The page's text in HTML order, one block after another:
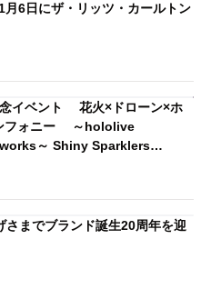
6日にザ・リッツ・カールトン
イベント 花火×ドローン×ホ
フォニー ～hololive
Sparklers
さまでブランド誕生20周年を迎